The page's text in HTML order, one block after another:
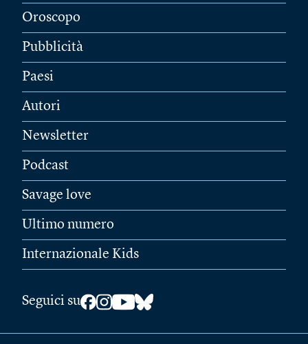
Oroscopo
Pubblicità
Paesi
Autori
Newsletter
Podcast
Savage love
Ultimo numero
Internazionale Kids
Seguici su